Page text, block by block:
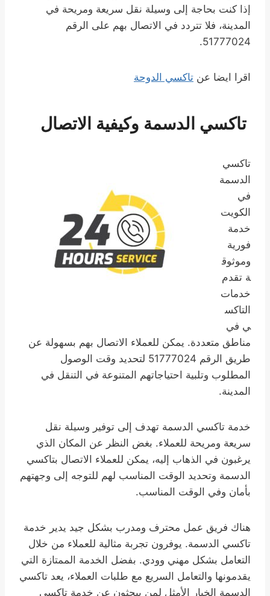
إذا كنت بحاجة إلى وسيلة نقل سريعة ومريحة في
المدينة، فلا تتردد في الاتصال بهم على الرقم
51777024.
اقرا ايضا عن تاكسي الدوحة
تاكسي الدسمة وكيفية الاتصال
تاكسي
الدسمة
في
الكويت
خدمة
فورية
وموثوق
ة تقدم
خدمات
التاكس
ي في
مناطق متعددة. يمكن للعملاء الاتصال بهم بسهولة عن
طريق الرقم 51777024 لتحديد وقت الوصول
المطلوب وتلبية احتياجاتهم المتنوعة في التنقل في
المدينة.
خدمة تاكسي الدسمة تهدف إلى توفير وسيلة نقل
سريعة ومريحة للعملاء. بغض النظر عن المكان الذي
يرغبون في الذهاب إليه، يمكن للعملاء الاتصال بتاكسي
الدسمة وتحديد الوقت المناسب لهم للتوجه إلى وجهتهم
بأمان وفي الوقت المناسب.
هناك فريق عمل محترف ومدرب بشكل جيد يدير خدمة
تاكسي الدسمة. يوفرون تجربة مثالية للعملاء من خلال
التعامل بشكل مهني وودي. بفضل الخدمة الممتازة التي
يقدمونها والتعامل السريع مع طلبات العملاء، يعد تاكسي
الدسمة الخيار الأمثل لمن يبحثون عن خدمة تاكسي